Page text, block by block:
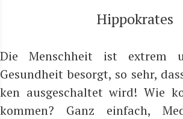
Hip­po­kra­tes
Die Mensch­heit ist extrem
Gesund­heit besorgt, so sehr,
ken aus­ge­schal­tet wird! Wie
kom­men? Ganz ein­fach,